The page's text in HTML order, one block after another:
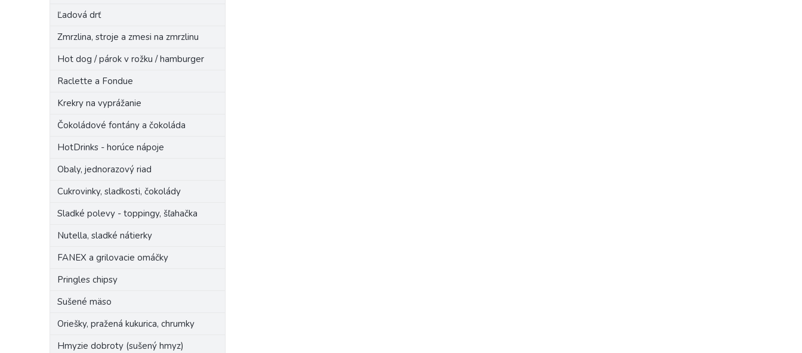
Ľadová drť
Zmrzlina, stroje a zmesi na zmrzlinu
Hot dog / párok v rožku / hamburger
Raclette a Fondue
Krekry na vyprážanie
Čokoládové fontány a čokoláda
HotDrinks - horúce nápoje
Obaly, jednorazový riad
Cukrovinky, sladkosti, čokolády
Sladké polevy - toppingy, šľahačka
Nutella, sladké nátierky
FANEX a grilovacie omáčky
Pringles chipsy
Sušené mäso
Oriešky, pražená kukurica, chrumky
Hmyzie dobroty (sušený hmyz)